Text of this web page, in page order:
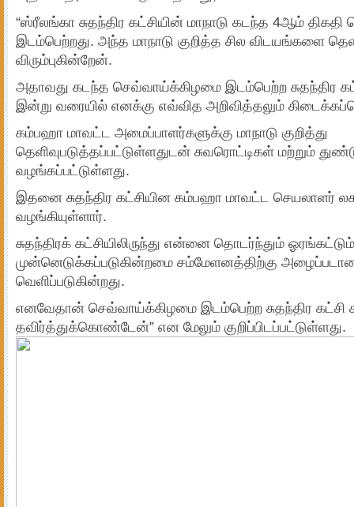
“ஸ்ரீலங்கா சுதந்திர கட்சியின் மாநாடு கடந்த 4ஆம்
இடம்பெற்றது. அந்த மாநாடு குறித்த சில விடயங்களை
விரும்புகின்றேன்.
அதாவது கடந்த செவ்வாய்க்கிழமை இடம்பெற்ற சுதந்திர
இன்று வரையில் எனக்கு எவ்வித அறிவித்தலும்
கம்பஹா மாவட்ட அமைப்பாளர்களுக்கு மாநாடு குறித்து
தெளிவுபடுத்தப்பட்டுள்ளதுடன் சுவரொட்டிகள் மற்றும்
வழங்கப்பட்டுள்ளது.
இதனை சுதந்திர கட்சியின கம்பஹா மாவட்ட
வழங்கியுள்ளார்.
சுதந்திரக் கட்சியிலிருந்து என்னை தொடர்ந்தும்
முன்னெடுக்கப்படுகின்றமை சம்மேளனத்திற்கு
வெளிப்படுகின்றது.
எனவேதான் செவ்வாய்க்கிழமை இடம்பெற்ற சுதந்திர
தவிர்த்துக்கொண்டேன்” என மேலும் குறிப்பிடப்பட்டுள்ளது.